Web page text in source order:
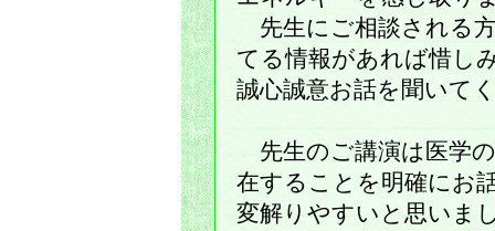
先生にご相談される
てる情報があれば惜し
誠心誠意お話を聞いて
先生のご講演は医学
在することを明確にお
変解りやすいと思いま